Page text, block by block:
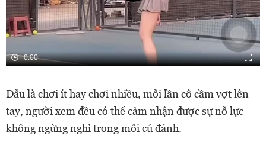
0:00
Dẫu là chơi ít hay chơi nhiều, mỗi lần cô cầm vợt lên
tay, người xem đều có thể cảm nhận được sự nỗ lực
không ngừng nghỉ trong mỗi cú đánh.